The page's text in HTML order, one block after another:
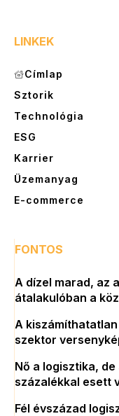
LINKEK
Címlap
Sztorik
Technológia
ESG
Karrier
Üzemanyag
E-commerce
FONTOS
A dízel marad, az
átalakulóban a
A
szektor
Nő a logisztika,
százalékkal esett
Fél évszázad